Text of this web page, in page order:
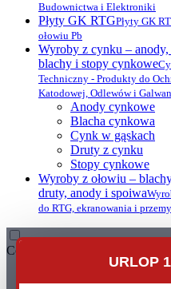
Budownictwa i Elektroniki
Płyty GK RTGPłyty GK
ołowiu Pb
Wyroby z cynku – anody,
blachy i stopy cynkowe
Techniczny - Produkty do
Katodowej, Odlewów i
Anody cynkowe
Blacha cynkowa
Cynk w gąskach
Druty z cynku
Stopy cynkowe
Wyroby z ołowiu –
druty, anody i spoiwa
do RTG, ekranowania i
URLOP
Contact